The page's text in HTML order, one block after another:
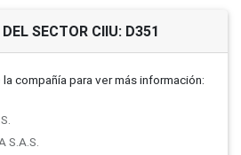
SECTOR CIIU: D351
compañí­a para ver más información:
S.A.S.